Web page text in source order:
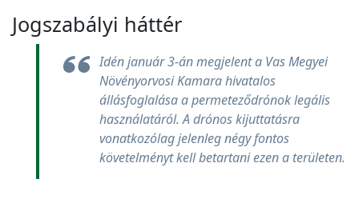
Jogszabályi háttér
Idén január 3-án megjelent a Vas Megyei
Növényorvosi Kamara hivatalos
állásfoglalása a permeteződrónok legális
használatáról. A drónos kijuttatásra
vonatkozólag jelenleg négy fontos
követelményt kell betartani ezen a területen.